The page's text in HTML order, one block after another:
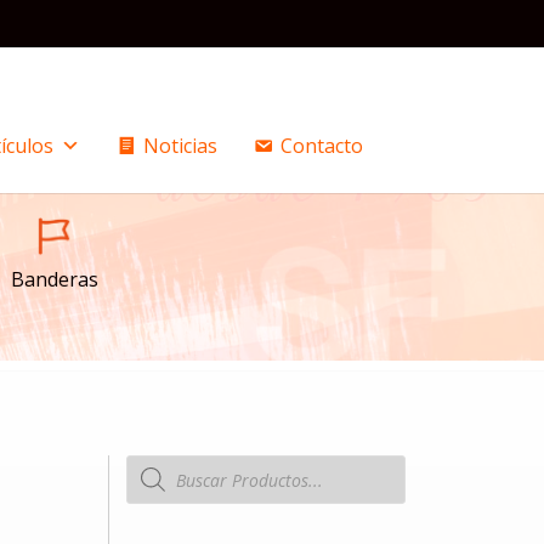
Noticias Contacto
Banderas
Búsqueda
de
productos